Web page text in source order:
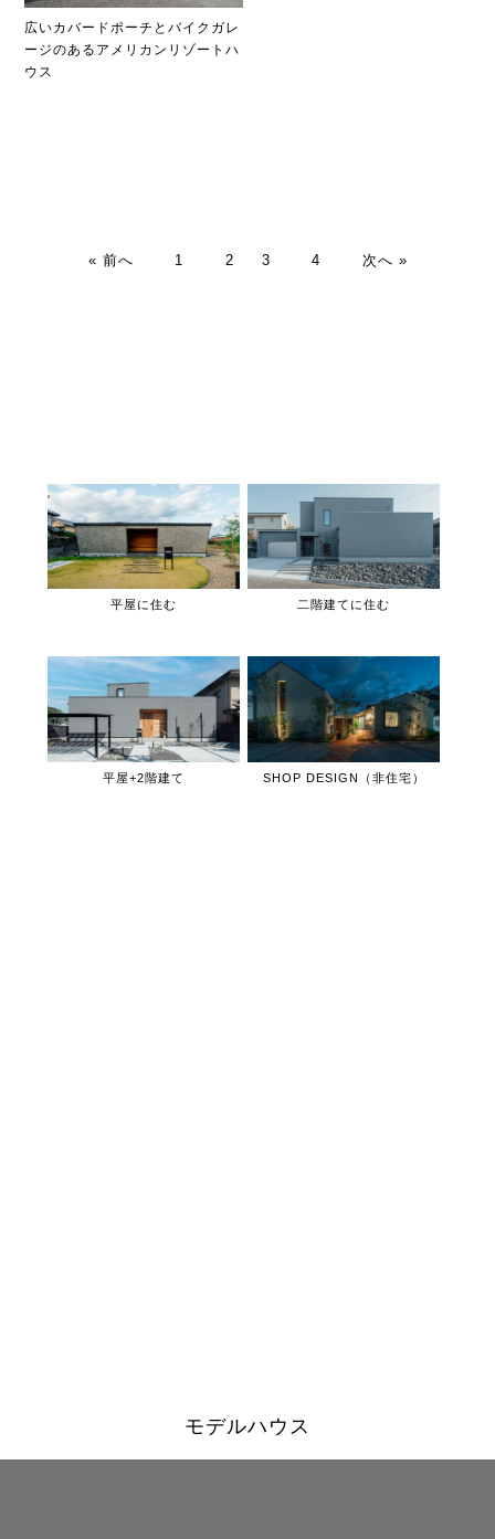
広いカバードポーチとバイクガレ
ージのあるアメリカンリゾートハ
ウス
« 前へ 1 2 3 4 次へ »
平屋に住む 二階建てに住む
平屋+2階建て SHOP DESIGN（非住宅）
モデルハウス